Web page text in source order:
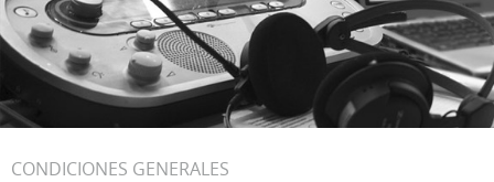
CONDICIONES GENERALES